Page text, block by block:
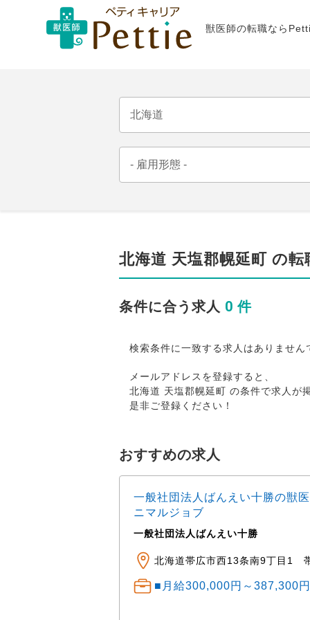
獣医師の転職なら
北海道 天塩郡幌延町 の転
条件に合う求人 0 件
検索条件に一致する求人はありません
メールアドレスを登録すると、
北海道 天塩郡幌延町 の条件で求人が
是非ご登録ください！
おすすめの求人
一般社団法人ばんえい十勝の獣
ニマルジョブ
一般社団法人ばんえい十勝
北海道帯広市西13条南9丁目1
■月給300,000円～387,300